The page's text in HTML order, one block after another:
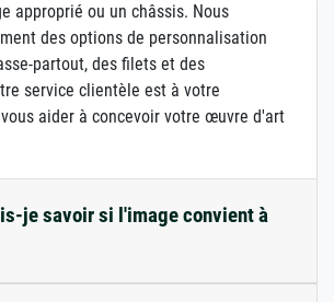
approprié ou un châssis. Nous
des options de personnalisation
partout, des filets et des
service clientèle est à votre
aider à concevoir votre œuvre d'art
je savoir si l'image convient à